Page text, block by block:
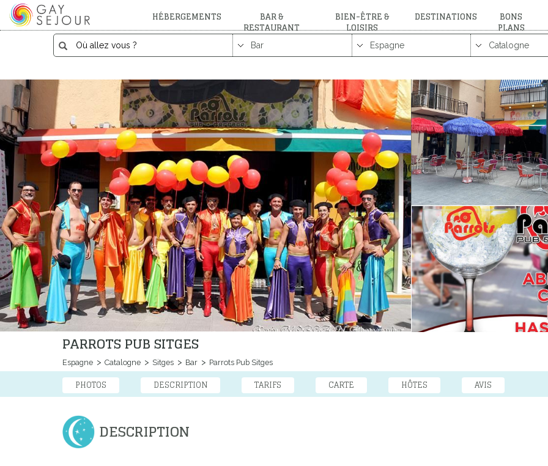
HÉBERGEMENTS BAR &
RESTAURANT
BIEN-ÊTRE &
LOISIRS
DESTINATIONS BONS
PLANS
PARROTS PUB SITGES
Espagne Catalogne Sitges Bar Parrots Pub Sitges
PHOTOS DESCRIPTION TARIFS CARTE HÔTES AVIS
DESCRIPTION